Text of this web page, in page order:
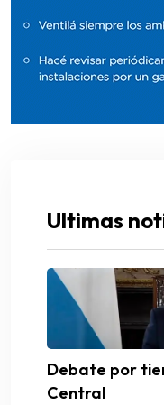
Ultimas
Debate por
Central